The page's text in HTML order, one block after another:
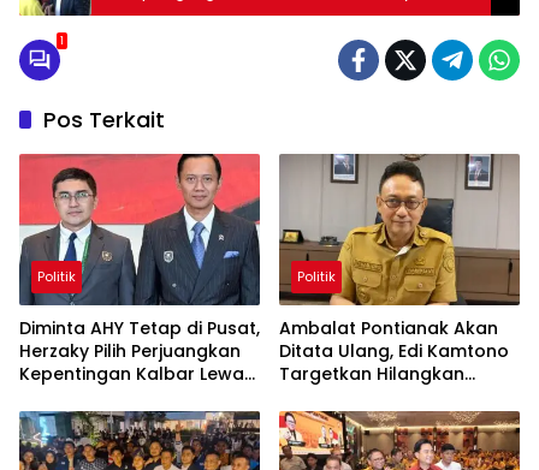
Warga
1
Pos Terkait
Politik
Diminta AHY Tetap di Pusat,
Herzaky Pilih Perjuangkan
Kepentingan Kalbar Lewat
Politik
Ambalat Pontianak Akan
Ditata Ulang, Edi Kamtono
Targetkan Hilangkan